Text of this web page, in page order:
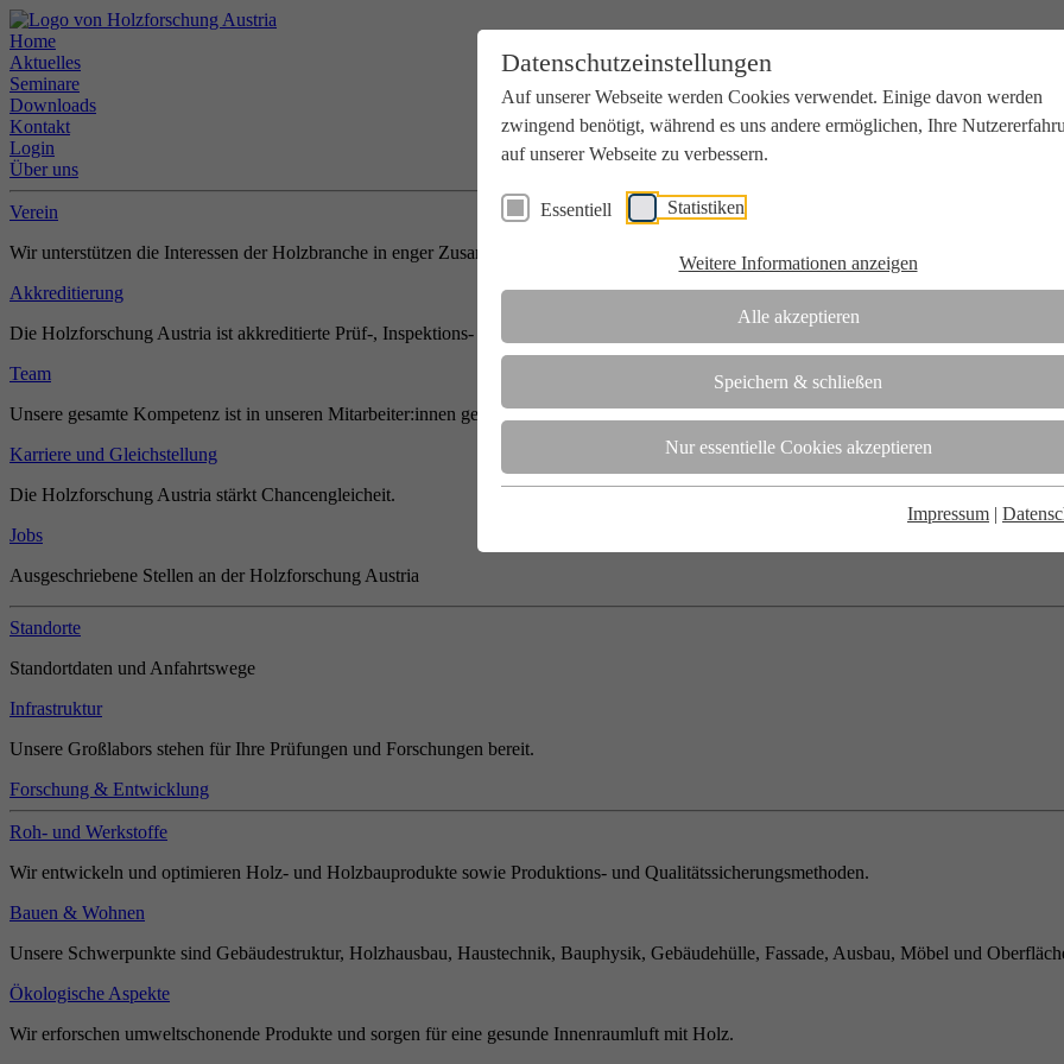
Datenschutzeinstellungen
Auf unserer Webseite werden Cookies verwendet. Einige davon werden
zwingend benötigt, während es uns andere ermöglichen, Ihre
auf unserer Webseite zu verbessern.
Essentiell Statistiken
Weitere Informationen anzeigen
Alle akzeptieren
Speichern & schließen
Nur essentielle Cookies akzeptieren
Impressum |
Home
Aktuelles
Seminare
Downloads
Kontakt
Login
Über uns
Verein
Wir unterstützen die Interessen der Holzbranche in enger Zusammenarbeit mit Wissenschaft und Wirtschaft.
Akkreditierung
Die Holzforschung Austria ist akkreditierte Prüf-, Inspektions- und Zertifizierungsstelle.
Team
Unsere gesamte Kompetenz ist in unseren Mitarbeiter:innen gebündelt
Karriere und Gleichstellung
Die Holzforschung Austria stärkt Chancengleicheit.
Jobs
Ausgeschriebene Stellen an der Holzforschung Austria
Standorte
Standortdaten und Anfahrtswege
Infrastruktur
Unsere Großlabors stehen für Ihre Prüfungen und Forschungen bereit.
Forschung & Entwicklung
Roh- und Werkstoffe
Wir entwickeln und optimieren Holz- und Holzbauprodukte sowie Produktions- und Qualitätssicherungsmethoden.
Bauen & Wohnen
Unsere Schwerpunkte sind Gebäudestruktur, Holzhausbau, Haustechnik, Bauphysik, Gebäudehülle, Fassade, Ausbau, Möbel und
Ökologische Aspekte
Wir erforschen umweltschonende Produkte und sorgen für eine gesunde Innenraumluft mit Holz.